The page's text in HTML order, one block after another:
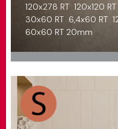
120x278 RT 120x120 RT
30x60 RT 6,4x60 RT
60x60 RT 20mm